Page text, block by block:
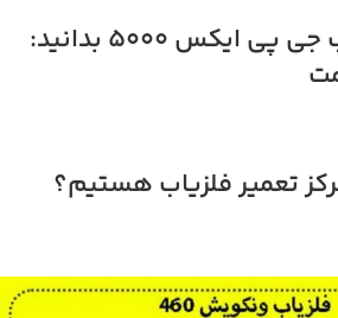
قبل از خرید فلزیاب جی پی ایکس 5000 بدانید:
تعمیر فلزیاب هستیم؟